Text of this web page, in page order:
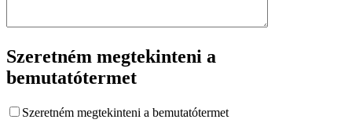
Szeretném megtekinteni a
bemutatótermet
Szeretném megtekinteni a bemutatótermet